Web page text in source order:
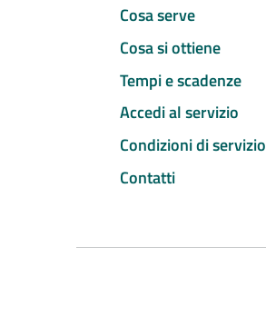
Cosa serve
Cosa si ottiene
Tempi e scadenze
Accedi al servizio
Condizioni di servizio
Contatti